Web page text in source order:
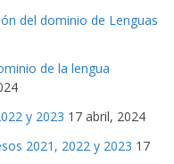
del dominio de Lenguas
de la lengua
y 2023 17 abril, 2024
2021, 2022 y 2023 17